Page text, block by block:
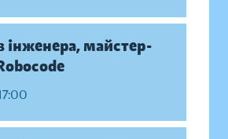
інженера, майстер-